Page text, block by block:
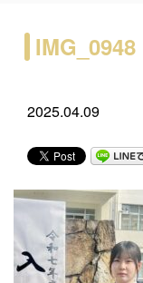
IMG_0948
2025.04.09